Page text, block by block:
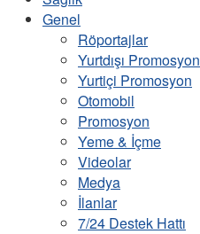
Genel
Röportajlar
Yurtdışı Promosyon
Yurtiçi Promosyon
Otomobil
Promosyon
Yeme & İçme
Videolar
Medya
İlanlar
7/24 Destek Hattı